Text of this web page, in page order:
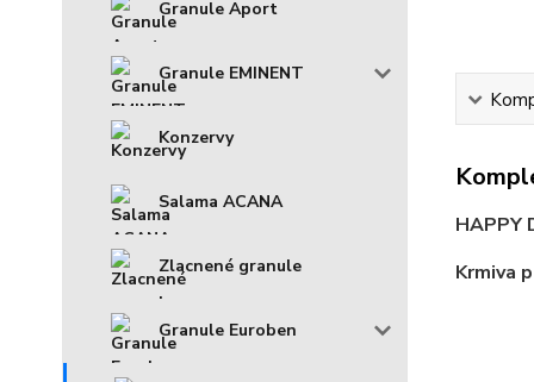
Granule Aport
Granule EMINENT
Konzervy
Salama ACANA
Zlacnené granule
Granule Euroben
HAPPY
Krmiva